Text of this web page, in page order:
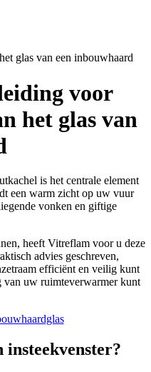
glas van een inbouwhaard
voor
het glas van
is het centrale element
een warm zicht op uw vuur
vonken en giftige
heeft Vitreflam voor u deze
advies geschreven,
efficiënt en veilig kunt
van uw ruimteverwarmer kunt
insteekvenster?